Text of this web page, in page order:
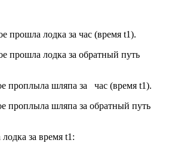
прошла лодка за час (время t1).
прошла лодка за обратный путь
проплыла шляпа за час (время t1).
проплыла шляпа за обратный путь
за время t1: